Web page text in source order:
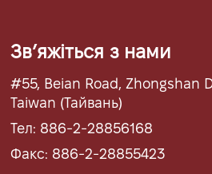
Звʼяжіться з нами
#55, Beian Road, Zhongshan
Taiwan (Тайвань)
Тел: 886-2-28856168
Факс: 886-2-28855423